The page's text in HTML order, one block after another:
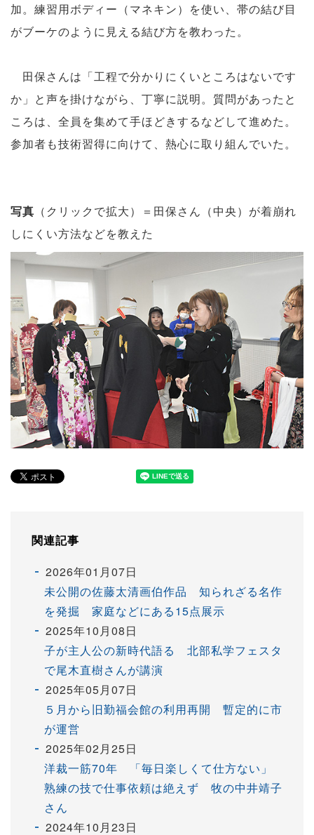
加。練習用ボディー（マネキン）を使い、帯の結び目
がブーケのように見える結び方を教わった。
田保さんは「工程で分かりにくいところはないです
か」と声を掛けながら、丁寧に説明。質問があったと
ころは、全員を集めて手ほどきするなどして進めた。
参加者も技術習得に向けて、熱心に取り組んでいた。
写真 （クリックで拡大）＝田保さん（中央）が着崩れ
しにくい方法などを教えた
関連記事
2026年01月07日
未公開の佐藤太清画伯作品 知られざる名作
を発掘 家庭などにある15点展示
2025年10月08日
子が主人公の新時代語る 北部私学フェスタ
で尾木直樹さんが講演
2025年05月07日
５月から旧勤福会館の利用再開 暫定的に市
が運営
2025年02月25日
洋裁一筋70年 「毎日楽しくて仕方ない」
熟練の技で仕事依頼は絶えず 牧の中井靖子
さん
2024年10月23日